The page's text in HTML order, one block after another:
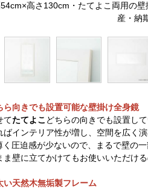
高さ130cm・たてよこ両用の
産・納
ら向きでも設置可能な壁掛け全身鏡
てたてよこ どちらの向きでも設置し
ばインテリア性が増し、空間を広く
圧迫感が少ないので、まるで壁の
ま壁に立てかけてもお使いいただけ
い天然木無垢製フレーム